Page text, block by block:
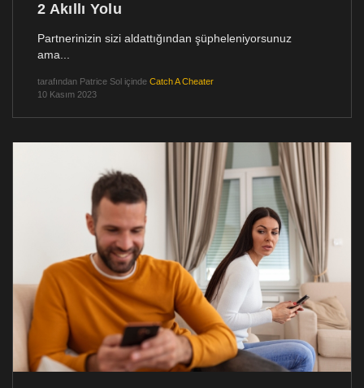
2 Akıllı Yolu
Partnerinizin sizi aldattığından şüpheleniyorsunuz
ama...
tarafından Patrice Sol içinde Catch A Cheater
10 Kasım 2023